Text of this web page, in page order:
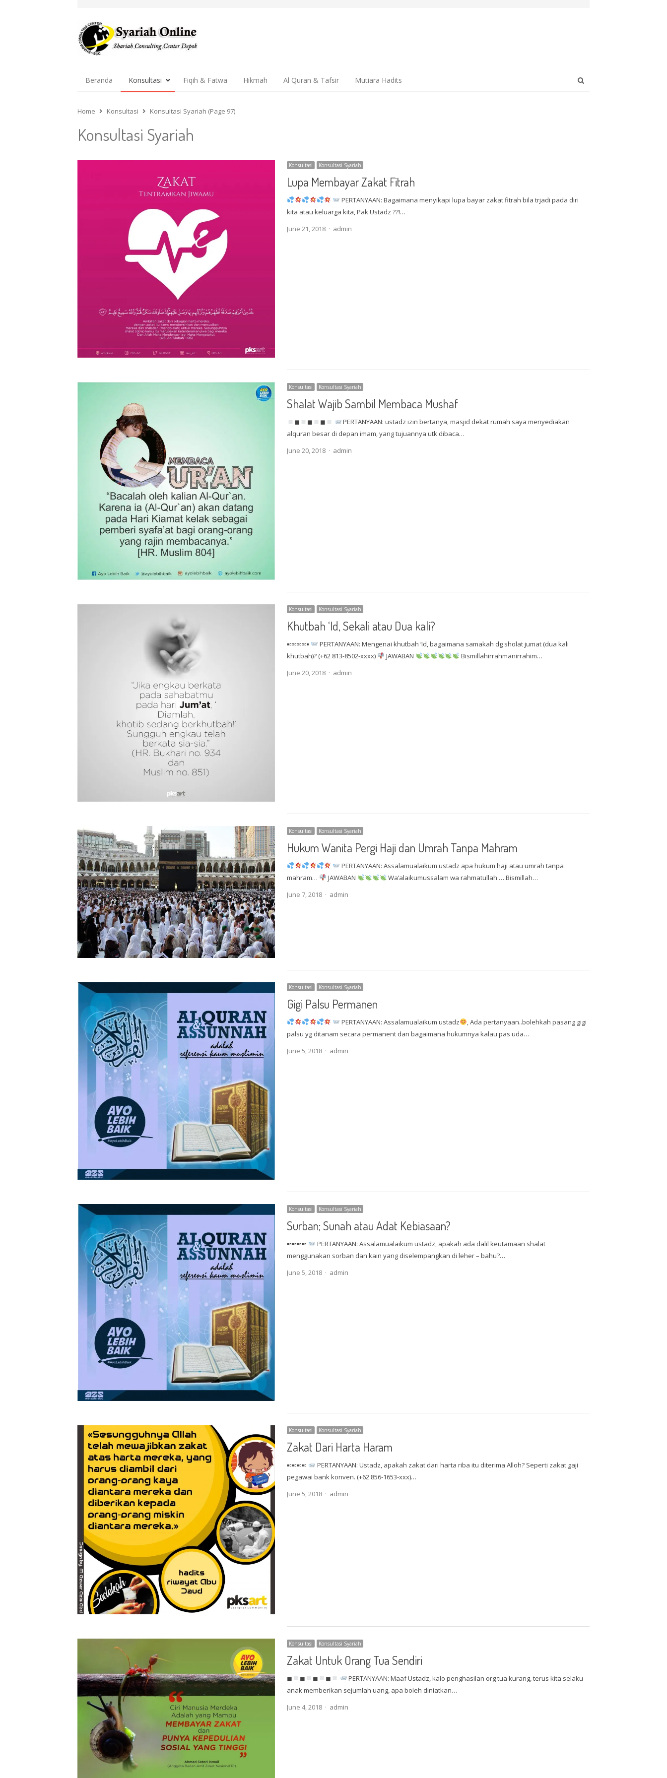
Beranda Konsultasi Fiqih & Fatwa Hikmah Al Quran & Tafsir Mutiara Hadits
Home
Konsultasi Konsultasi Syariah (Page 97)
Konsultasi Syariah
Konsultasi Konsultasi Syariah
Lupa Membayar Zakat Fitrah
PERTANYAAN: Bagaimana menyikapi lupa bayar zakat fitrah bila trjadi pada diri
kita atau keluarga kita, Pak Ustadz ??!…
June 21, 2018
Author
admin
Konsultasi Konsultasi Syariah
Shalat Wajib Sambil Membaca Mushaf
◼ ◼ ◼
PERTANYAAN: ustadz izin bertanya, masjid dekat rumah saya menyediakan
alquran besar di depan imam, yang tujuannya utk dibaca…
June 20, 2018
Author
admin
Konsultasi Konsultasi Syariah
Khutbah ‘Id, Sekali atau Dua kali?
▪▫▫▫▫▫▫▫▪
PERTANYAAN: Mengenai khutbah ‘Id, bagaimana samakah dg sholat jumat (dua kali
khutbah)? (+62 813-8502-xxxx)
JAWABAN
Bismillahirrahmanirrahim…
June 20, 2018
Author
admin
Konsultasi Konsultasi Syariah
Hukum Wanita Pergi Haji dan Umrah Tanpa Mahram
PERTANYAAN: Assalamualaikum ustadz apa hukum haji atau umrah tanpa
mahram…
JAWABAN
Wa’alaikumussalam wa rahmatullah … Bismillah…
June 7, 2018
Author
admin
Konsultasi Konsultasi Syariah
Gigi Palsu Permanen
PERTANYAAN: Assalamualaikum ustadz
, Ada pertanyaan..bolehkah pasang gigi
palsu yg ditanam secara permanent dan bagaimana hukumnya kalau pas uda…
June 5, 2018
Author
admin
Konsultasi Konsultasi Syariah
Surban; Sunah atau Adat Kebiasaan?
▪▫▪▫▪▫▪▫
PERTANYAAN: Assalamualaikum ustadz, apakah ada dalil keutamaan shalat
menggunakan sorban dan kain yang diselempangkan di leher – bahu?…
June 5, 2018
Author
admin
Konsultasi Konsultasi Syariah
Zakat Dari Harta Haram
▪▫▪▫▪▫▪▫
PERTANYAAN: Ustadz, apakah zakat dari harta riba itu diterima Alloh? Seperti zakat gaji
pegawai bank konven. (+62 856-1653-xxx)…
June 5, 2018
Author
admin
Konsultasi Konsultasi Syariah
Zakat Untuk Orang Tua Sendiri
◼ ◼ ◼ ◼
PERTANYAAN: Maaf Ustadz, kalo penghasilan org tua kurang, terus kita selaku
anak memberikan sejumlah uang, apa boleh diniatkan…
June 4, 2018
Author
admin